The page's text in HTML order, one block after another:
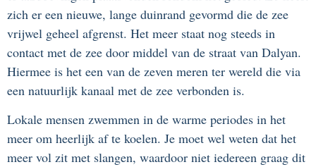
zich er een nieuwe, lange duinrand gevormd die de zee
vrijwel geheel afgrenst. Het meer staat nog steeds in
contact met de zee door middel van de straat van Dalyan.
Hiermee is het een van de zeven meren ter wereld die via
een natuurlijk kanaal met de zee verbonden is.
Lokale mensen zwemmen in de warme periodes in het
meer om heerlijk af te koelen. Je moet wel weten dat het
meer vol zit met slangen, waardoor niet iedereen graag dit